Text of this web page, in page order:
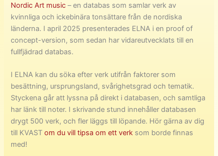
Nordic Art music – en databas som samlar verk av
kvinnliga och ickebinära tonsättare från de nordiska
länderna. I april 2025 presenterades ELNA i en proof of
concept-version, som sedan har vidareutvecklats till en
fullfjädrad databas.
I ELNA kan du söka efter verk utifrån faktorer som
besättning, ursprungsland, svårighetsgrad och tematik.
Styckena går att lyssna på direkt i databasen, och samtliga
har länk till noter. I skrivande stund innehåller databasen
drygt 500 verk, och fler läggs till löpande. Hör gärna av dig
till KVASTom du vill tipsa om ett verk som borde finnas
med!